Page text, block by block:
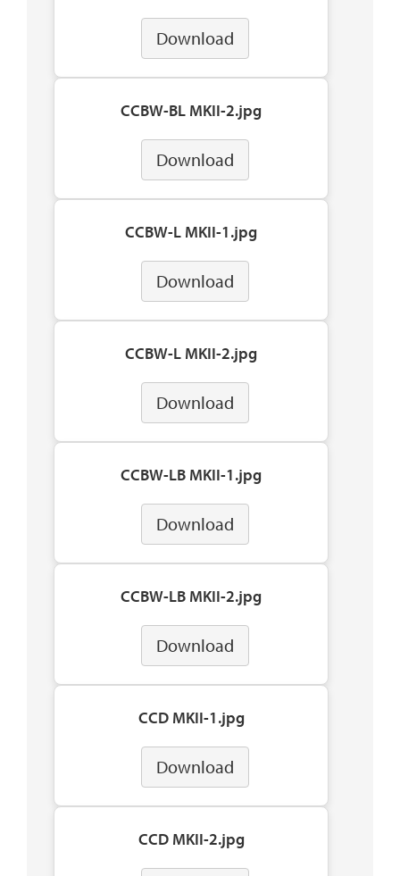
Download
CCBW-BL MKII-2.jpg
Download
CCBW-L MKII-1.jpg
Download
CCBW-L MKII-2.jpg
Download
CCBW-LB MKII-1.jpg
Download
CCBW-LB MKII-2.jpg
Download
CCD MKII-1.jpg
Download
CCD MKII-2.jpg